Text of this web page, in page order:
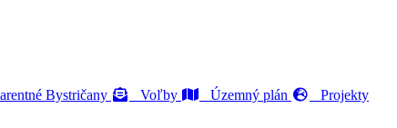
Bystričany Voľby Územný plán
Projekty